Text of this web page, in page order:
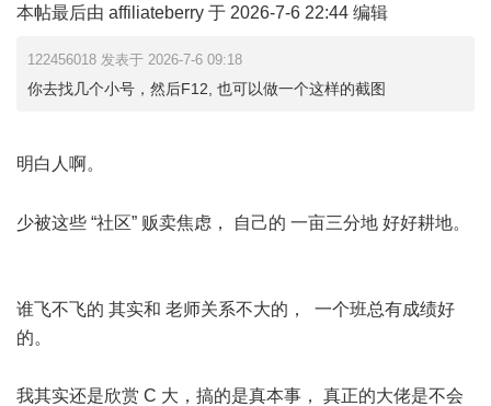
本帖最后由 affiliateberry 于 2026-7-6 22:44 编辑
122456018 发表于 2026-7-6 09:18
你去找几个小号，然后F12, 也可以做一个这样的截图
明白人啊。
少被这些 “社区” 贩卖焦虑， 自己的 一亩三分地 好好耕地。
谁飞不飞的 其实和 老师关系不大的， 一个班总有成绩好
的。
我其实还是欣赏 C 大，搞的是真本事， 真正的大佬是不会